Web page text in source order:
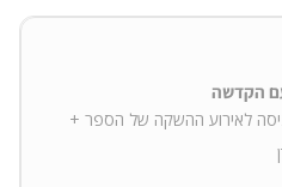
הקדשה
לאירוע ההשקה של הספר +